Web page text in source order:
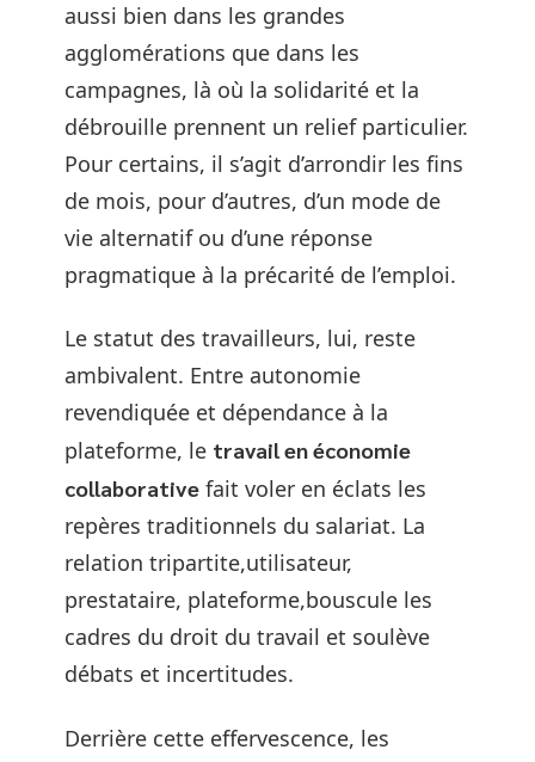
aussi bien dans les grandes
agglomérations que dans les
campagnes, là où la solidarité et la
débrouille prennent un relief particulier.
Pour certains, il s’agit d’arrondir les fins
de mois, pour d’autres, d’un mode de
vie alternatif ou d’une réponse
pragmatique à la précarité de l’emploi.
Le statut des travailleurs, lui, reste
ambivalent. Entre autonomie
revendiquée et dépendance à la
plateforme, le travail en économie
collaborative fait voler en éclats les
repères traditionnels du salariat. La
relation tripartite,utilisateur,
prestataire, plateforme,bouscule les
cadres du droit du travail et soulève
débats et incertitudes.
Derrière cette effervescence, les